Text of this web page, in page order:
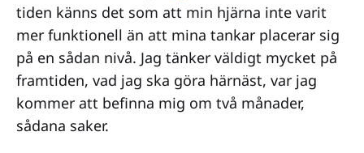
tiden känns det som att min hjärna inte varit
mer funktionell än att mina tankar placerar sig
på en sådan nivå. Jag tänker väldigt mycket på
framtiden, vad jag ska göra härnäst, var jag
kommer att befinna mig om två månader,
sådana saker.